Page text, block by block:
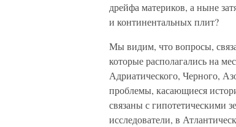
дрейфа материков, а ныне
и континентальных плит?
Мы видим, что вопросы,
которые располагались на
Адриатического, Черного,
проблемы, касающиеся
связаны с гипотетическими
исследователи, в